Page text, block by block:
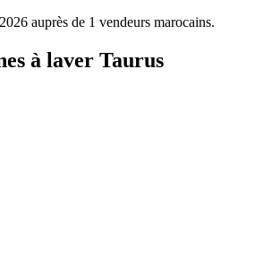
auprès de 1 vendeurs marocains.
à laver Taurus